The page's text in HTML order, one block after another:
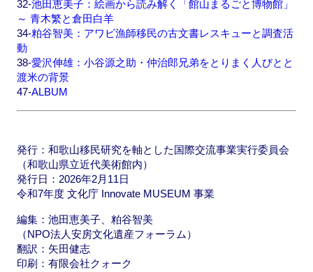
32-池田恵美子：絵画から読み解く「館山まるごと博物館」
～ 青木繁と倉田白羊
34-粕谷智美：アワビ漁師移民の古文書レスキューと調査活
動
38-愛沢伸雄：小谷源之助・仲治郎兄弟をとりまく人びとと
渡米の背景
47-ALBUM
発行：和歌山移民研究を軸とした国際交流事業実行委員会
（和歌山県立近代美術館内）
発行日：2026年2月11日
令和7年度 文化庁 Innovate MUSEUM 事業
編集：池田恵美子、粕谷智美
（NPO法人安房文化遺産フォーラム）
翻訳：矢田健志
印刷：有限会社クォーク